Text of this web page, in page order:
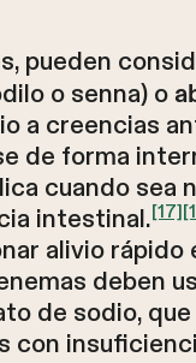
pueden
o senna) o
a creencias
de forma
cuando sea
intestinal.[17]
alivio rápido
deben
de sodio,
con